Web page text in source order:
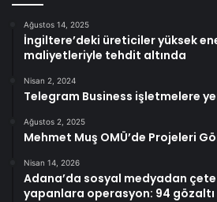
Ağustos 14, 2025
İngiltere’deki üreticiler yüksek
maliyetleriyle tehdit altında
Nisan 2, 2024
Telegram Business işletmelere
Ağustos 2, 2025
Mehmet Muş OMÜ’de Projeleri
Nisan 14, 2026
Adana’da sosyal medyadan
yapanlara operasyon: 94 gözaltı